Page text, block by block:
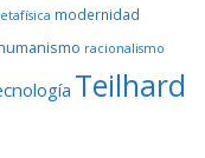
modernidad
racionalismo
Teilhard